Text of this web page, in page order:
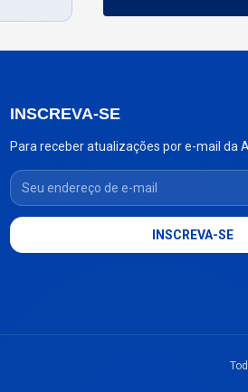
INSCREVA-SE
Para receber atualizações por e-mail da
Seu endereço de e-mail
INSCREVA-SE